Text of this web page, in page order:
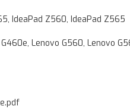
IdeaPad Z560, IdeaPad Z565
Lenovo G560, Lenovo